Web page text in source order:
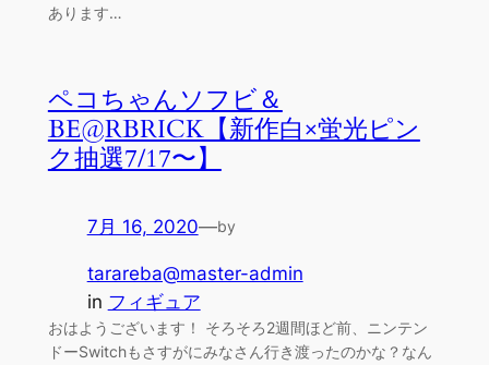
あります…
ペコちゃんソフビ＆
BE@RBRICK【新作白×蛍光ピン
ク抽選7/17〜】
7月 16, 2020—by
tarareba@master-admin
in フィギュア
おはようございます！ そろそろ2週間ほど前、ニンテン
ドーSwitchもさすがにみなさん行き渡ったのかな？なん